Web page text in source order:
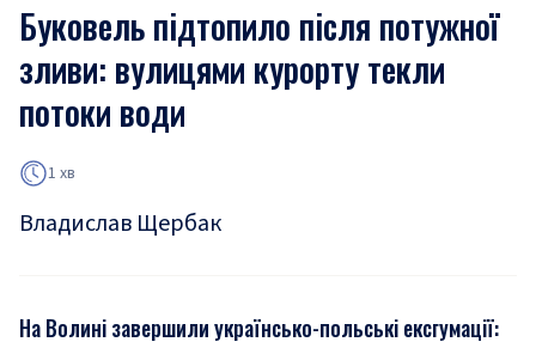
Буковель підтопило після потужної
зливи: вулицями курорту текли
потоки води
1 хв
Владислав Щербак
На Волині завершили українсько-польські ексгумації: